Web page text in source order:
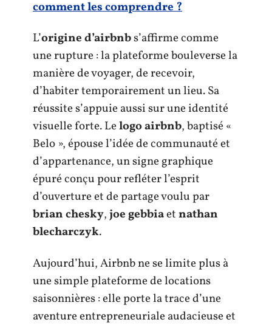
comment les comprendre ?
L’origine d’airbnbs’affirme comme
une rupture : la plateforme bouleverse la
manière de voyager, de recevoir,
d’habiter temporairement un lieu. Sa
réussite s’appuie aussi sur une identité
visuelle forte. Lelogo airbnb, baptisé «
Belo », épouse l’idée de communauté et
d’appartenance, un signe graphique
épuré conçu pour refléter l’esprit
d’ouverture et de partage voulu par
brian chesky,joe gebbiaetnathan
blecharczyk.
Aujourd’hui, Airbnb ne se limite plus à
une simple plateforme de locations
saisonnières : elle porte la trace d’une
aventure entrepreneuriale audacieuse et